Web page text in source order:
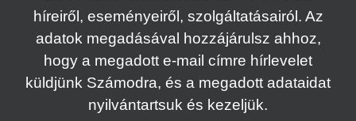
híreiről, eseményeiről, szolgáltatásairól. Az
adatok megadásával hozzájárulsz ahhoz,
hogy a megadott e-mail címre hírlevelet
küldjünk Számodra, és a megadott adataidat
nyilvántartsuk és kezeljük.